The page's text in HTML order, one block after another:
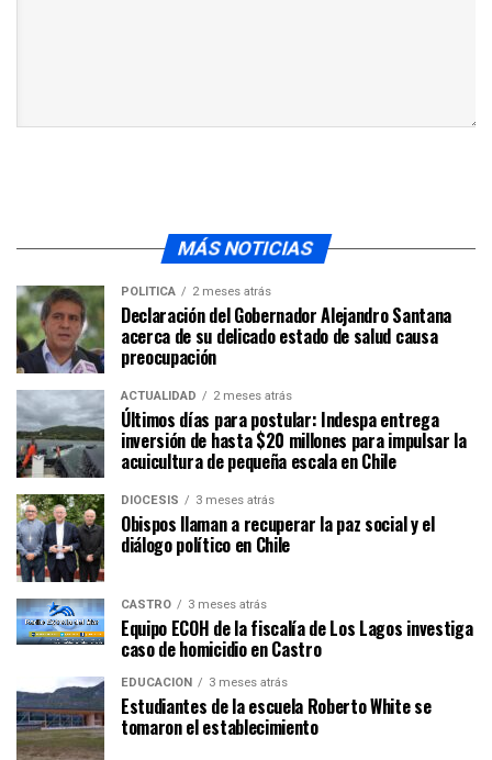
MÁS NOTICIAS
POLÍTICA 2 meses atrás
Declaración del Gobernador Alejandro Santana
acerca de su delicado estado de salud causa
preocupación
ACTUALIDAD 2 meses atrás
Últimos días para postular: Indespa entrega
inversión de hasta $20 millones para impulsar la
acuicultura de pequeña escala en Chile
DIÓCESIS 3 meses atrás
Obispos llaman a recuperar la paz social y el
diálogo político en Chile
CASTRO 3 meses atrás
Equipo ECOH de la fiscalía de Los Lagos investiga
caso de homicidio en Castro
EDUCACIÓN 3 meses atrás
Estudiantes de la escuela Roberto White se
tomaron el establecimiento